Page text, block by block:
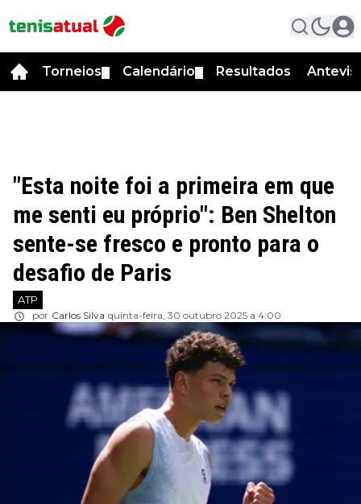
Torneios Calendário Resultados
"Esta noite foi a primeira em que
me senti eu próprio": Ben Shelton
sente-se fresco e pronto para o
desafio de Paris
ATP
por Carlos Silva quinta-feira, 30 outubro 2025 a 4:00